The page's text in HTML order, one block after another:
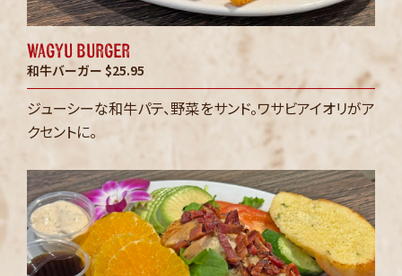
wagyu burger
和牛バーガー $25.95
ジューシーな和牛パテ、野菜をサンド。ワサビアイオリがア
クセントに。